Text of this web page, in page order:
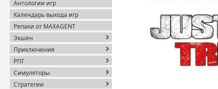
Антологии игр
Календарь выхода игр
Репаки от MAXAGENT
Экшен
Приключения
РПГ
Симуляторы
Стратегии